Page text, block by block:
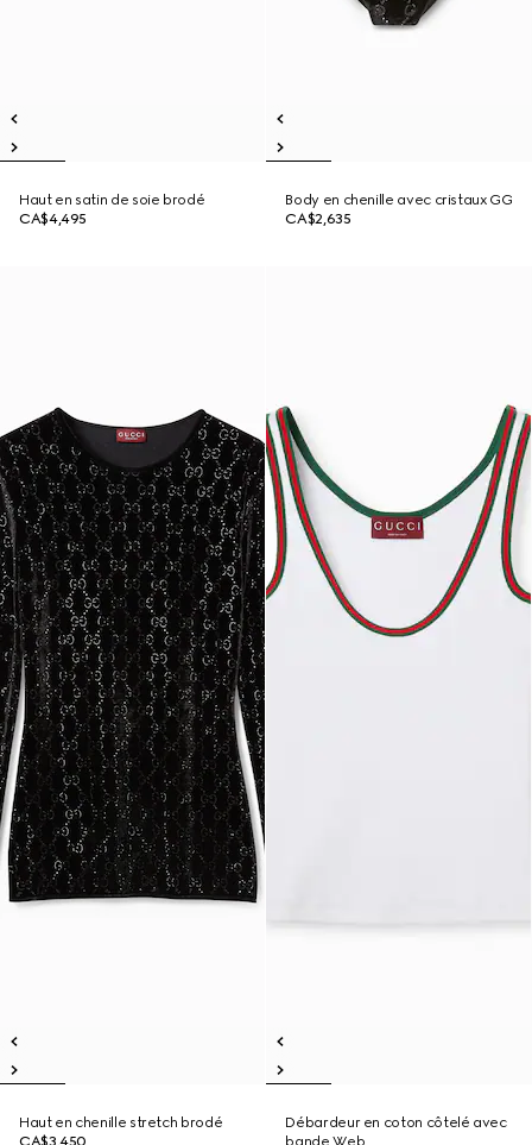
Haut en satin de soie brodé
CA$4,495
Body en chenille avec cristaux GG
CA$2,635
Haut en chenille stretch brodé
CA$3,450
Débardeur en coton côtelé avec
bande Web